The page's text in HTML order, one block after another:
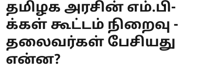
தமிழக அரசின் எம்.பி-
க்கள் கூட்டம் நிறைவு -
தலைவர்கள் பேசியது
என்ன?